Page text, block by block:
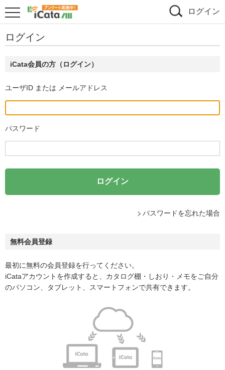
ログイン
ログイン
iCata会員の方（ログイン）
ユーザID または メールアドレス
パスワード
パスワードを忘れた場合
無料会員登録
最初に無料の会員登録を行ってください。
iCataアカウントを作成すると、カタログ棚・しおり・メモをご自分
のパソコン、タブレット、スマートフォンで共有できます。